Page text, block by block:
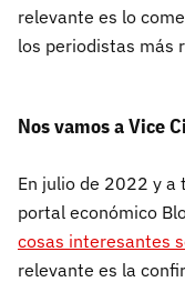
relevante es lo
los periodistas más
Nos vamos a Vice
En julio de 2022 y a
portal económico
cosas interesantes
relevante es la